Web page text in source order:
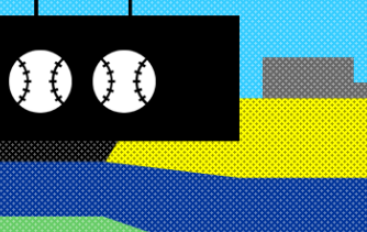
”の真実 選手が明かす...